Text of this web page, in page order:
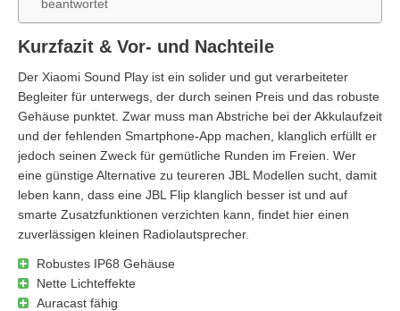
beantwortet
Kurzfazit & Vor- und Nachteile
Der Xiaomi Sound Play ist ein solider und gut verarbeiteter
Begleiter für unterwegs, der durch seinen Preis und das robuste
Gehäuse punktet. Zwar muss man Abstriche bei der Akkulaufzeit
und der fehlenden Smartphone-App machen, klanglich erfüllt er
jedoch seinen Zweck für gemütliche Runden im Freien. Wer
eine günstige Alternative zu teureren JBL Modellen sucht, damit
leben kann, dass eine JBL Flip klanglich besser ist und auf
smarte Zusatzfunktionen verzichten kann, findet hier einen
zuverlässigen kleinen Radiolautsprecher.
Robustes IP68 Gehäuse
Nette Lichteffekte
Auracast fähig